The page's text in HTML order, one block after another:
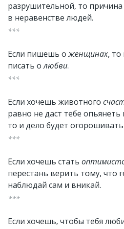
разрушительной, то причина
в неравенстве людей.
***
Если пишешь оженщинах,
писать олюбви.
***
Если хочешь животного
равно не даст тебе
то и дело будет
***
Если хочешь стать
перестань верить тому, что
наблюдай сам и вникай.
***
Если хочешь, чтобы тебя